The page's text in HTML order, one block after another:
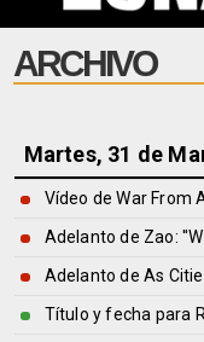
CONTENIDO
COMUNIDAD
FOROS
ARCHIVO
Martes, 31 de
Vídeo de War From
Adelanto de Zao:
Adelanto de As
Título y fecha para